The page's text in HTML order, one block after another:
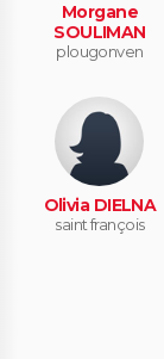
Morgane
SOULIMAN
plougonven
Olivia DIELNA
saint françois